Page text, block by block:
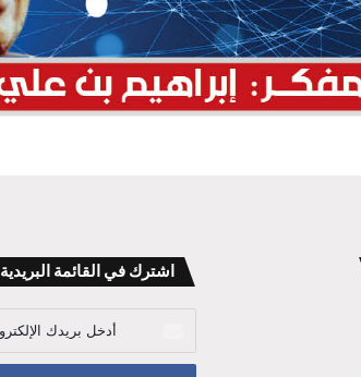
اشترك في القائمة البريدية
الإلكتروني